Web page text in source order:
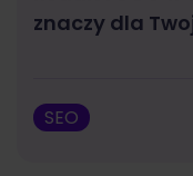
znaczy dla
SEO